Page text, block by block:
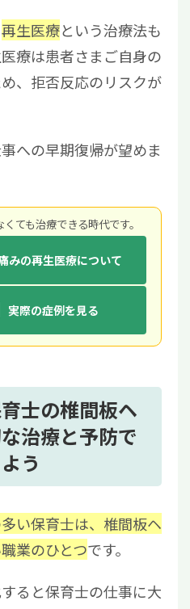
再生医療という治療法も
療は患者さまご自身の
、拒否反応のリスクが
への早期復帰が望めま
ても治療できる時代です。
みの再生医療について
実際の症例を見る
育士の椎間板ヘ
治療と予防で
う
い保育士は、椎間板ヘ
業のひとつです。
ると保育士の仕事に大